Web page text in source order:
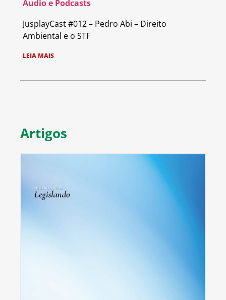
Áudio e Podcasts
JusplayCast #012 – Pedro Abi – Direito
Ambiental e o STF
LEIA MAIS
Artigos